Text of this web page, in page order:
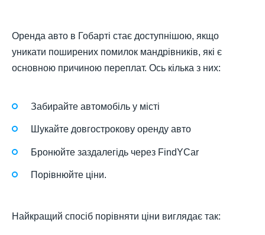
Оренда авто в Гобарті стає доступнішою, якщо
уникати поширених помилок мандрівників, які є
основною причиною переплат. Ось кілька з них:
Забирайте автомобіль у місті
Шукайте довгострокову оренду авто
Бронюйте заздалегідь через FindYCar
Порівнюйте ціни.
Найкращий спосіб порівняти ціни виглядає так: